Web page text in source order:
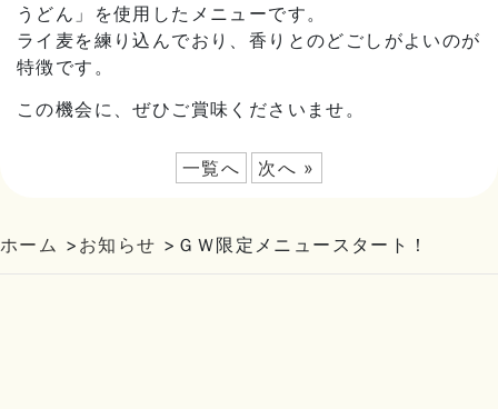
うどん」を使用したメニューです。
ライ麦を練り込んでおり、香りとのどごしがよいのが
特徴です。
この機会に、ぜひご賞味くださいませ。
一覧へ 次へ »
ホーム > お知らせ > ＧＷ限定メニュースタート！